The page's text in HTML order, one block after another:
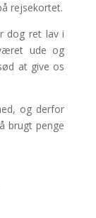
rejsekortet.
dog ret lav i
ude og
at give os
og derfor
brugt penge